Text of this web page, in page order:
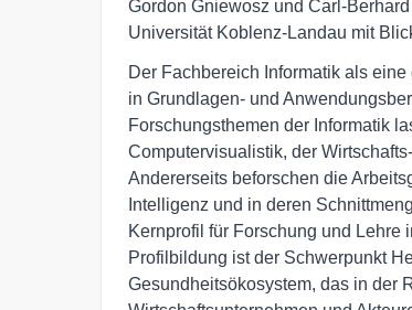
Gordon Gniewosz und Carl-
Universität Koblenz-Landau mit
Der Fachbereich Informatik als
in Grundlagen- und
Forschungsthemen der Informatik
Computervisualistik, der
Andererseits beforschen die
Intelligenz und in deren
Kernprofil für Forschung und
Profilbildung ist der Schwerpunkt
Gesundheitsökosystem, das in der